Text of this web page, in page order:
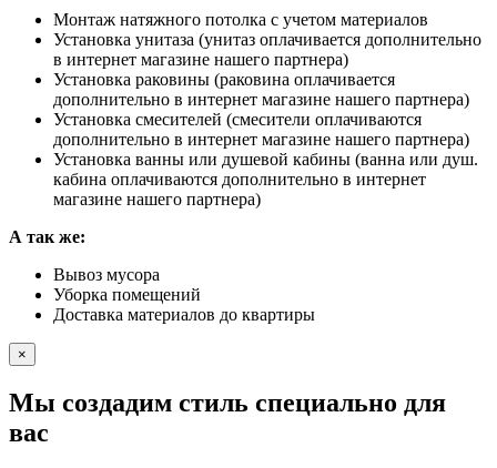
Монтаж натяжного потолка с учетом материалов
Установка унитаза (унитаз оплачивается дополнительно
в интернет магазине нашего партнера)
Установка раковины (раковина оплачивается
дополнительно в интернет магазине нашего партнера)
Установка смесителей (смесители оплачиваются
дополнительно в интернет магазине нашего партнера)
Установка ванны или душевой кабины (ванна или душ.
кабина оплачиваются дополнительно в интернет
магазине нашего партнера)
А так же:
Вывоз мусора
Уборка помещений
Доставка материалов до квартиры
×
Мы создадим стиль специально для
вас